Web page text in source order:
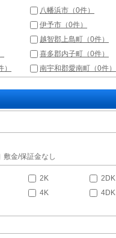
八幡浜市（0件）
伊予市（0件）
越智郡上島町（0件）
喜多郡内子町（0件）
南宇和郡愛南町（0件）
敷金/保証金なし
2K
2DK
4K
4DK